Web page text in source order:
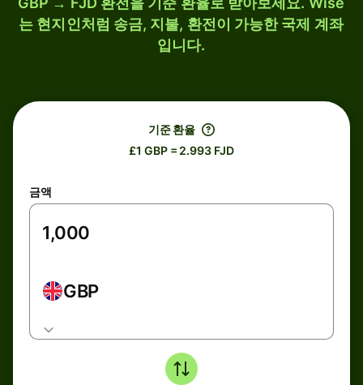
는 현지인처럼 송금, 지불, 환전이 가능한 국제 계좌
입니다.
기준 환율
£1 GBP = 2.993 FJD
금액
GBP